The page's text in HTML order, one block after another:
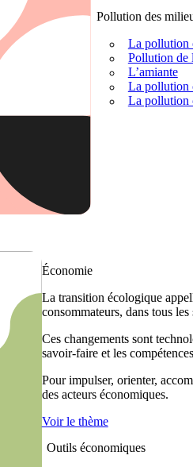
Pollution des
La pollution
Pollution de
L’amiante
La pollution
La pollution
Économie
La transition écologique
consommateurs, dans tous les
Ces changements sont
savoir-faire et les
Pour impulser, orienter,
des acteurs économiques.
Voir le thème
Outils économiques